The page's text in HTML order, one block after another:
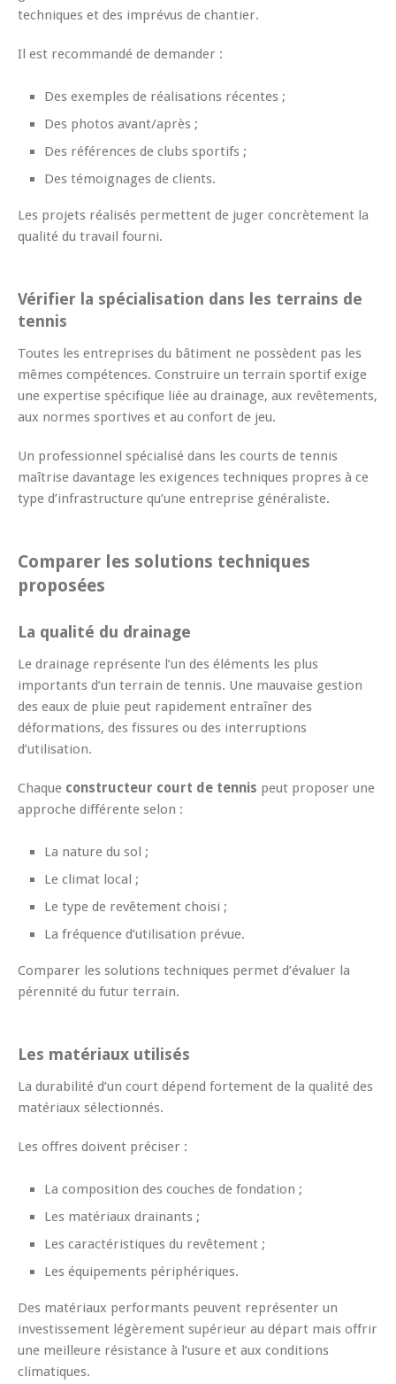
techniques et des imprévus de chantier.
Il est recommandé de demander :
Des exemples de réalisations récentes ;
Des photos avant/après ;
Des références de clubs sportifs ;
Des témoignages de clients.
Les projets réalisés permettent de juger concrètement la
qualité du travail fourni.
Vérifier la spécialisation dans les terrains de
tennis
Toutes les entreprises du bâtiment ne possèdent pas les
mêmes compétences. Construire un terrain sportif exige
une expertise spécifique liée au drainage, aux revêtements,
aux normes sportives et au confort de jeu.
Un professionnel spécialisé dans les courts de tennis
maîtrise davantage les exigences techniques propres à ce
type d’infrastructure qu’une entreprise généraliste.
Comparer les solutions techniques
proposées
La qualité du drainage
Le drainage représente l’un des éléments les plus
importants d’un terrain de tennis. Une mauvaise gestion
des eaux de pluie peut rapidement entraîner des
déformations, des fissures ou des interruptions
d’utilisation.
Chaque constructeur court de tennis peut proposer une
approche différente selon :
La nature du sol ;
Le climat local ;
Le type de revêtement choisi ;
La fréquence d’utilisation prévue.
Comparer les solutions techniques permet d’évaluer la
pérennité du futur terrain.
Les matériaux utilisés
La durabilité d’un court dépend fortement de la qualité des
matériaux sélectionnés.
Les offres doivent préciser :
La composition des couches de fondation ;
Les matériaux drainants ;
Les caractéristiques du revêtement ;
Les équipements périphériques.
Des matériaux performants peuvent représenter un
investissement légèrement supérieur au départ mais offrir
une meilleure résistance à l’usure et aux conditions
climatiques.